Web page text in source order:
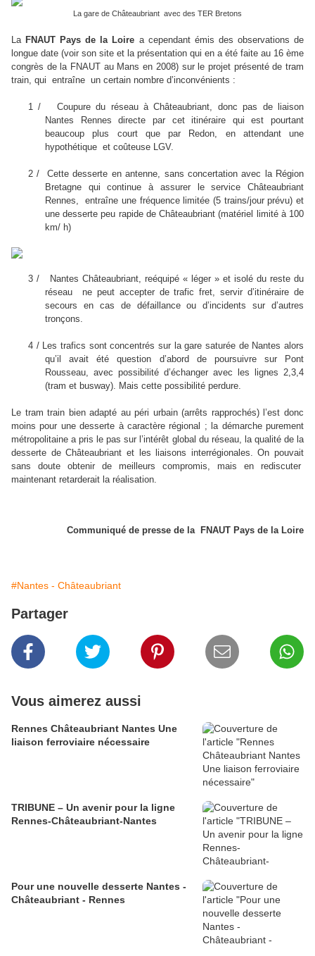
La gare de Châteaubriant avec des TER Bretons
La FNAUT Pays de la Loire a cependant émis des observations de
longue date (voir son site et la présentation qui en a été faite au 16 ème
congrès de la FNAUT au Mans en 2008) sur le projet présenté de tram
train, qui entraîne un certain nombre d’inconvénients :
1 / Coupure du réseau à Châteaubriant, donc pas de liaison
Nantes Rennes directe par cet itinéraire qui est pourtant
beaucoup plus court que par Redon, en attendant une
hypothétique et coûteuse LGV.
2 / Cette desserte en antenne, sans concertation avec la Région
Bretagne qui continue à assurer le service Châteaubriant
Rennes, entraîne une fréquence limitée (5 trains/jour prévu) et
une desserte peu rapide de Châteaubriant (matériel limité à 100
km/ h)
3 / Nantes Châteaubriant, reéquipé « léger » et isolé du reste du
réseau ne peut accepter de trafic fret, servir d’itinéraire de
secours en cas de défaillance ou d’incidents sur d’autres
tronçons.
4 / Les trafics sont concentrés sur la gare saturée de Nantes alors
qu’il avait été question d’abord de poursuivre sur Pont
Rousseau, avec possibilité d’échanger avec les lignes 2,3,4
(tram et busway). Mais cette possibilité perdure.
Le tram train bien adapté au péri urbain (arrêts rapprochés) l’est donc
moins pour une desserte à caractère régional ; la démarche purement
métropolitaine a pris le pas sur l’intérêt global du réseau, la qualité de la
desserte de Châteaubriant et les liaisons interrégionales. On pouvait
sans doute obtenir de meilleurs compromis, mais en rediscuter
maintenant retarderait la réalisation.
Communiqué de presse de la FNAUT Pays de la Loire
#Nantes - Châteaubriant
Partager
Vous aimerez aussi
Rennes Châteaubriant Nantes Une
liaison ferroviaire nécessaire
TRIBUNE – Un avenir pour la ligne
Rennes-Châteaubriant-Nantes
Pour une nouvelle desserte Nantes -
Châteaubriant - Rennes